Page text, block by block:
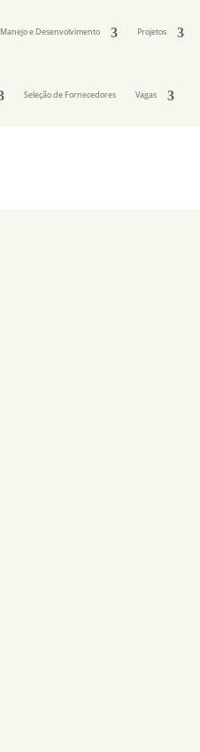
Manejo e Desenvolvimento Projetos
Seleção de Fornecedores Vagas